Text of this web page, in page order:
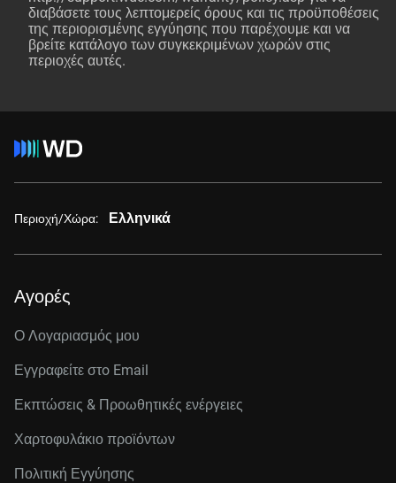
διαβάσετε τους λεπτομερείς όρους και τις προϋποθέσεις
της περιορισμένης εγγύησης που παρέχουμε και να
βρείτε κατάλογο των συγκεκριμένων χωρών στις
περιοχές αυτές.
Περιοχή/Χώρα: Ελληνικά
Αγορές
Ο Λογαριασμός μου
Εγγραφείτε στo Email
Εκπτώσεις & Προωθητικές ενέργειες
Χαρτοφυλάκιο προϊόντων
Πολιτική Εγγύησης